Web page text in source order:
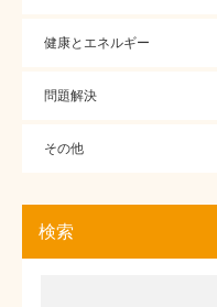
健康とエネルギー
問題解決
その他
検索